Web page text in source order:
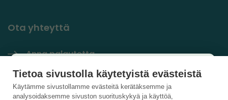
Tietoa sivustolla käytetyistä evästeistä
Käytämme sivustollamme evästeitä kerätäksemme ja
analysoidaksemme sivuston suorituskykyä ja käyttöä,
Ota yhteyttä
Anna palautetta
Yhteystiedot
Käyttäjäkysely